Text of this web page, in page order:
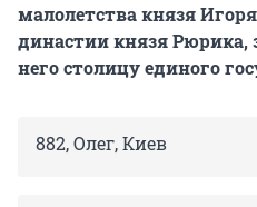
малолетства князя
династии князя Рюрика,
него столицу единого
882, Олег, Киев